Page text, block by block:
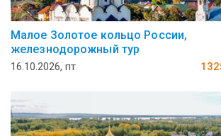
Малое Золотое кольцо России,
железнодорожный тур
16.10.2026, пт